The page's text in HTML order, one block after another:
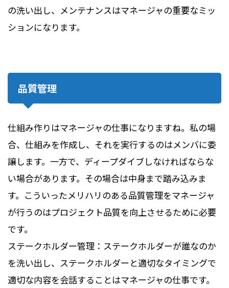
の洗い出し、メンテナンスはマネージャの重要なミッ
ションになります。
品質管理
仕組み作りはマネージャの仕事になりますね。私の場
合、仕組みを作成し、それを実行するのはメンバに委
譲します。一方で、ディープダイブしなければならな
い場合があります。その場合は中身まで踏み込みま
す。こういったメリハリのある品質管理をマネージャ
が行うのはプロジェクト品質を向上させるために必要
です。
ステークホルダー管理：ステークホルダーが誰なのか
を洗い出し、ステークホルダーと適切なタイミングで
適切な内容を会話することはマネージャの仕事です。